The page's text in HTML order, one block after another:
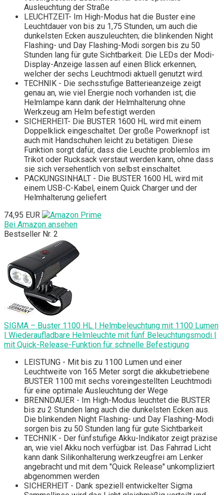
Ausleuchtung der Straße
LEUCHTZEIT- Im High-Modus hat die Buster eine
Leuchtdauer von bis zu 1,75 Stunden, um auch die
dunkelsten Ecken auszuleuchten; die blinkenden Night
Flashing- und Day Flashing-Modi sorgen bis zu 50
Stunden lang für gute Sichtbarkeit. Die LEDs der Modi-
Display-Anzeige lassen auf einen Blick erkennen,
welcher der sechs Leuchtmodi aktuell genutzt wird.
TECHNIK - Die sechsstufige Batterieanzeige zeigt
genau an, wie viel Energie noch vorhanden ist; die
Helmlampe kann dank der Helmhalterung ohne
Werkzeug am Helm befestigt werden
SICHERHEIT- Die BUSTER 1600 HL wird mit einem
Doppelklick eingeschaltet. Der große Powerknopf ist
auch mit Handschuhen leicht zu betätigen. Diese
Funktion sorgt dafür, dass die Leuchte problemlos im
Trikot oder Rucksack verstaut werden kann, ohne dass
sie sich versehentlich von selbst einschaltet.
PACKUNGSINHALT - Die BUSTER 1600 HL wird mit
einem USB-C-Kabel, einem Quick Charger und der
Helmhalterung geliefert
74,95 EUR
Bei Amazon ansehen
Bestseller Nr. 2
SIGMA – Buster 1100 HL | Helmbeleuchtung mit 1100 Lumen
| Wiederaufladbare Helmleuchte mit fünf Beleuchtungsmodi |
mit Quick-Release-Funktion für schnelle Befestigung
LEISTUNG - Mit bis zu 1100 Lumen und einer
Leuchtweite von 165 Meter sorgt die akkubetriebene
BUSTER 1100 mit sechs voreingestellten Leuchtmodi
für eine optimale Ausleuchtung der Wege
BRENNDAUER - Im High-Modus leuchtet die BUSTER
bis zu 2 Stunden lang auch die dunkelsten Ecken aus.
Die blinkenden Night Flashing- und Day Flashing-Modi
sorgen bis zu 50 Stunden lang für gute Sichtbarkeit
TECHNIK - Der fünfstufige Akku-Indikator zeigt präzise
an, wie viel Akku noch verfügbar ist. Das Fahrrad Licht
kann dank Silikonhalterung werkzeugfrei am Lenker
angebracht und mit dem "Quick Release" unkompliziert
abgenommen werden
SICHERHEIT - Dank speziell entwickelter Sigma